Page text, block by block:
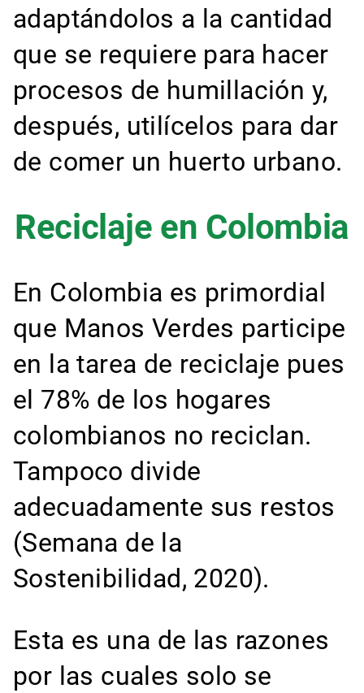
adaptándolos a la cantidad
que se requiere para hacer
procesos de humillación y,
después, utilícelos para dar
de comer un huerto urbano.
Reciclaje en Colombia
En Colombia es primordial
que Manos Verdes participe
en la tarea de reciclaje pues
el 78% de los hogares
colombianos no reciclan.
Tampoco divide
adecuadamente sus restos
(Semana de la
Sostenibilidad, 2020).
Esta es una de las razones
por las cuales solo se